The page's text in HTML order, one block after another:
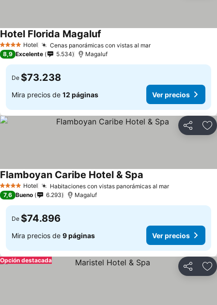
4 EstrellasHotel Cenas panorámicas con vistas al marVer precios
Hotel Florida Magaluf
8,9 Excelente 5.534 Magaluf
De $73.238
Mira precios de 12 páginas Ver precios
Compartir
4 EstrellasHotel Habitaciones con vistas panorámicas al marVer precios
Flamboyan Caribe Hotel & Spa
7,6 Bueno 6.293 Magaluf
De $74.896
Mira precios de 9 páginas Ver precios
Compartir
Opción destacada